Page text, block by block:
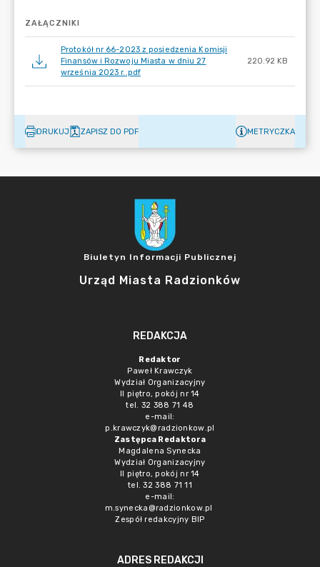
ZAŁĄCZNIKI
Protokół nr 66-2023 z posiedzenia Komisji
Finansów i Rozwoju Miasta w dniu 27
września 2023 r..pdf
220.92 KB
DRUKUJ ZAPISZ DO PDF METRYCZKA
Biuletyn Informacji Publicznej
Urząd Miasta Radzionków
REDAKCJA
Redaktor
Paweł Krawczyk
Wydział Organizacyjny
II piętro, pokój nr 14
tel. 32 388 71 48
e-mail:
p.krawczyk@radzionkow.pl
Zastępca Redaktora
Magdalena Synecka
Wydział Organizacyjny
II piętro, pokój nr 14
tel. 32 388 71 11
e-mail:
m.synecka@radzionkow.pl
Zespół redakcyjny BIP
ADRES REDAKCJI